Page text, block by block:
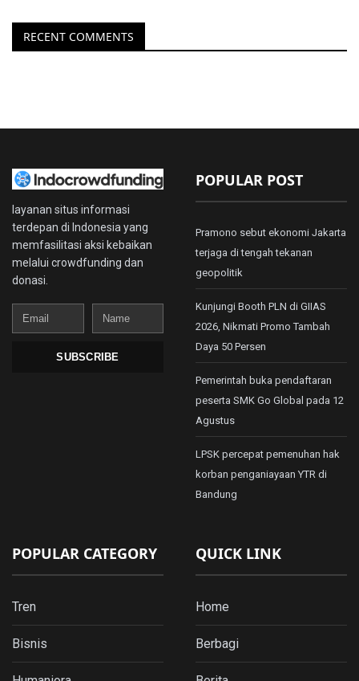
RECENT COMMENTS
layanan situs informasi
terdepan di Indonesia yang
memfasilitasi aksi kebaikan
melalui crowdfunding dan
donasi.
Email
Name
SUBSCRIBE
POPULAR POST
Pramono sebut ekonomi Jakarta
terjaga di tengah tekanan
geopolitik
Kunjungi Booth PLN di GIIAS
2026, Nikmati Promo Tambah
Daya 50 Persen
Pemerintah buka pendaftaran
peserta SMK Go Global pada 12
Agustus
LPSK percepat pemenuhan hak
korban penganiayaan YTR di
Bandung
POPULAR CATEGORY
Tren
Bisnis
QUICK LINK
Home
Berbagi